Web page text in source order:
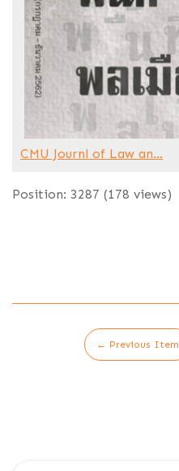
CMU Journl of Law an...
Position: 3287 (178 views)
← Previous Item